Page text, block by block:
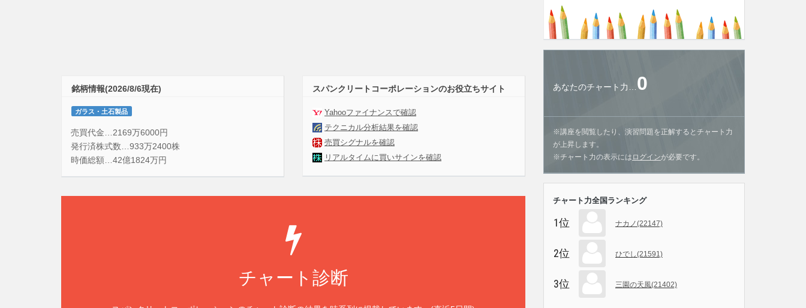
銘柄情報(2026/8/6現在)
ガラス・土石製品
売買代金…2169万6000円
発行済株式数…933万2400株
時価総額…42億1824万円
スパンクリートコーポレーションのお役立ちサイト
Yahooファイナンスで確認
テクニカル分析結果を確認
売買シグナルを確認
リアルタイムに買いサインを確認
チャート診断
あなたのチャート力… 0
※講座を閲覧したり、演習問題を正解するとチャート力
が上昇します。
※チャート力の表示には ログインが必要です。
チャート力全国ランキング
1位 ナカノ(22147)
2位 ひでし(21591)
3位 三園の天風(21402)